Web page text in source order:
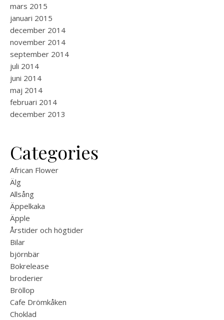
mars 2015
januari 2015
december 2014
november 2014
september 2014
juli 2014
juni 2014
maj 2014
februari 2014
december 2013
Categories
African Flower
Älg
Allsång
Äppelkaka
Äpple
Årstider och högtider
Bilar
björnbär
Bokrelease
broderier
Bröllop
Cafe Drömkåken
Choklad